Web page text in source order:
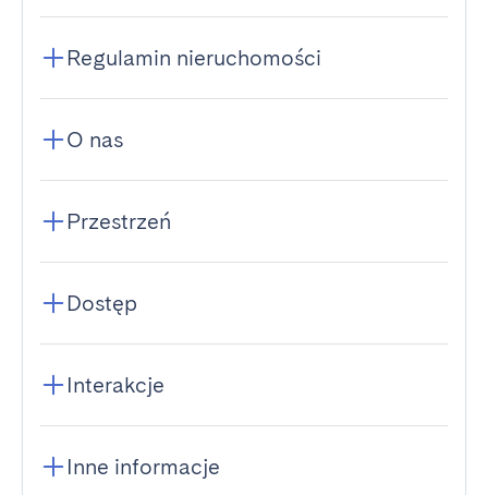
Regulamin nieruchomości
O nas
Przestrzeń
Dostęp
Interakcje
Inne informacje